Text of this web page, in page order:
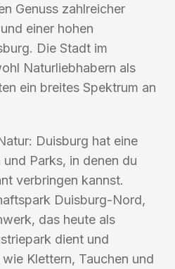
Genuss zahlreicher
einer hohen
Die Stadt im
Naturliebhabern als
ein breites Spektrum an
Duisburg hat eine
Parks, in denen du
verbringen kannst.
Duisburg-Nord,
das heute als
dient und
Klettern, Tauchen und